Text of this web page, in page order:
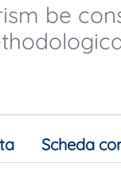
be
Scheda